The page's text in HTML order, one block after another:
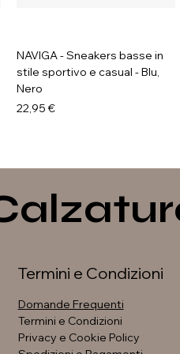
NAVIGA - Sneakers basse in
stile sportivo e casual - Blu,
Nero
Prezzo
22,95 €
GALIA - Sneakers platform
GAVI - Anfibi con suola
Termini e Condizioni
Domande Frequenti
Termini e Condizioni
Privacy e Cookie Policy